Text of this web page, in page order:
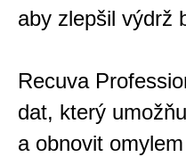
aby zlepšil výdrž
Recuva
dat, který
a obnovit